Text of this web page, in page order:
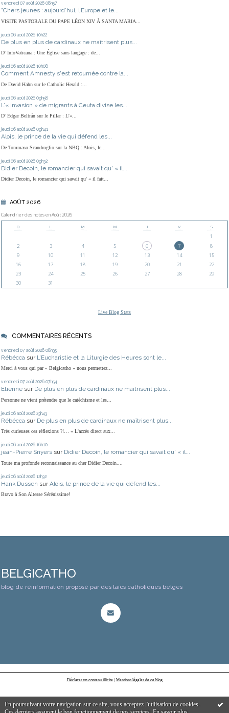
En poursuivant votre navigation sur ce site, vous acceptez l'utilisation de cookies.
vendredi 07 août 2026 08h57
"Chers jeunes : aujourd’hui, l’Europe et le...
VISITE PASTORALE DU PAPE LÉON XIV À SANTA MARIA...
jeudi 06 août 2026 10h22
De plus en plus de cardinaux ne maîtrisent plus...
D' InfoVaticana : Une Église sans langage : de...
jeudi 06 août 2026 10h08
Comment Amnesty s'est retournée contre la...
De David Hahn sur le Catholic Herald :...
jeudi 06 août 2026 09h58
L’« invasion » de migrants à Ceuta divise les...
D' Edgar Beltrán sur le Pillar : L’«...
jeudi 06 août 2026 09h41
Alois, le prince de la vie qui défend les...
De Tommaso Scandroglio sur la NBQ : Alois, le...
jeudi 06 août 2026 09h32
Didier Decoin, le romancier qui savait qu' « il...
Didier Decoin, le romancier qui savait qu' « il fait...
AOÛT 2026
Calendrier des notes en Août 2026
D L M M J V S
1
2
3 4 5 6 7
8
9
10 11 12 13 14
15
16
17 18 19 20 21
22
23
24 25 26 27 28
29
30
31
Live Blog Stats
COMMENTAIRES RÉCENTS
vendredi 07 août 2026 08h35
Rébécca sur L’Eucharistie et la Liturgie des Heures sont le...
Merci à vous qui par « Belgicatho » nous permettez...
vendredi 07 août 2026 07h54
Etienne sur De plus en plus de cardinaux ne maîtrisent plus...
Personne ne vient prétendre que le catéchisme et les...
jeudi 06 août 2026 23h43
Rébécca sur De plus en plus de cardinaux ne maîtrisent plus...
Très curieuses ces réflexions ?!… « L'accès direct aux...
jeudi 06 août 2026 16h10
jean-Pierre Snyers sur Didier Decoin, le romancier qui savait qu' « il...
Toute ma profonde reconnaissance au cher Didier Decoin....
jeudi 06 août 2026 12h32
Hank Dussen sur Alois, le prince de la vie qui défend les...
Bravo à Son Altesse Sérénissime!
BELGICATHO
blog de réinformation proposé par des laïcs catholiques belges
Déclarer un contenu illicite| Mentions légales de ce blog